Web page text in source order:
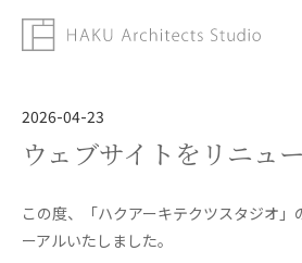
Works
Column
2026-04-23
ウェブサイトをリニュ
この度、「ハクアーキテクツスタジオ」
ーアルいたしました。